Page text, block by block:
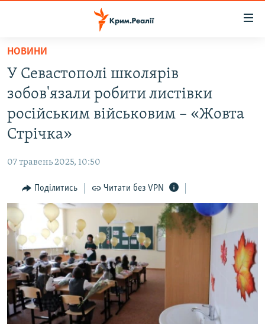
Перейти
основного
матеріалу
Перейти
до
основної
Перейти
пошуку
ВОДА.КРИМ
ВІДЕО ТА ФОТО
ПОЛІТИКА
ПОГЛЯД
ІНТЕРВ'Ю
ВСЕ ЗА ДЕНЬ
СПЕЦПРОЕКТИ
ДЕПОРТАЦІЯ
ВІДЕОУРОКИ «ELIFBE»
СВІДЧЕННЯ ОКУПАЦІЇ
УКРАЇНСЬКА ПРОБЛЕМА КРИМУ
ЯК ОБІЙТИ БЛОКУВАННЯ
Русский
Qırımtatar
НОВИНИ
У Севастополі школярів
зобов'язали робити листівки
російським військовим – «Жовта
Стрічка»
07 травень 2025, 10:50
Поділитись Читати без VPN